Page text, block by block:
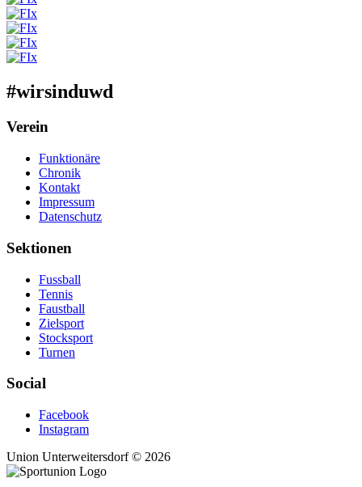
#wirsinduwd
Verein
Funktionäre
Chronik
Kontakt
Impressum
Datenschutz
Sektionen
Fussball
Tennis
Faustball
Zielsport
Stocksport
Turnen
Social
Facebook
Instagram
Union Unterweitersdorf © 2026